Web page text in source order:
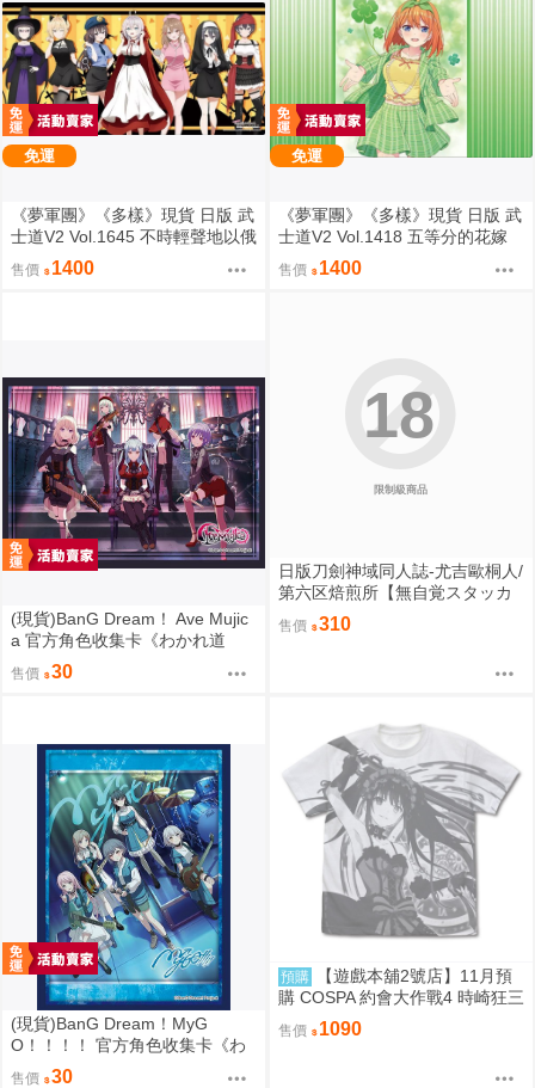
免運
《夢軍團》《多樣》現貨 日版 武
士道V2 Vol.1645 不時輕聲地以俄
語遮羞的鄰座艾莉同學 動漫桌墊
卡墊 全員
售價 1400
免運
《夢軍團》《多樣》現貨 日版 武
士道V2 Vol.1418 五等分的花嫁
動漫桌墊 卡墊 中野四葉
售價 1400
(現貨)BanG Dream！ Ave Mujic
a 官方角色收集卡《わかれ道
の、その先へ》（單售）
售價 30
限制級商品
18
日版刀劍神域同人誌-尤吉歐桐人/
第六区焙煎所【無自覚スタッカ
ート】
售價 310
(現貨)BanG Dream！MyG
O！！！！ 官方角色收集卡《わ
かれ道の、その先へ》（單售）
售價 30
預購
【遊戲本舖2號店】11月預
購 COSPA 約會大作戰4 時崎狂三
滿版印刷 T恤 0822
售價 1090